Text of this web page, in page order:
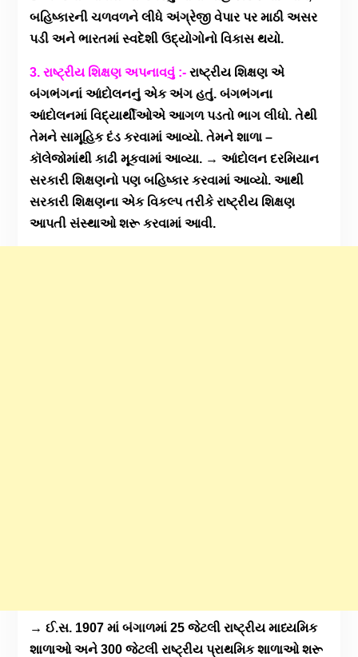
બહિષ્કારની ચળવળને લીધે અંગ્રેજી વેપાર પર માઠી અસર
પડી અને ભારતમાં સ્વદેશી ઉદ્યોગોનો વિકાસ થયો.
3. રાષ્ટ્રીય શિક્ષણ અપનાવવું :-રાષ્ટ્રીય શિક્ષણ એ
બંગભંગનાં આંદોલનનું એક અંગ હતું. બંગભંગના
આંદોલનમાં વિદ્યાર્થીઓએ આગળ પડતો ભાગ લીધો. તેથી
તેમને સામૂહિક દંડ કરવામાં આવ્યો. તેમને શાળા –
કૉલેજોમાંથી કાઢી મૂકવામાં આવ્યા. → આંદોલન દરમિયાન
સરકારી શિક્ષણનો પણ બહિષ્કાર કરવામાં આવ્યો. આથી
સરકારી શિક્ષણના એક વિકલ્પ તરીકે રાષ્ટ્રીય શિક્ષણ
આપતી સંસ્થાઓ શરૂ કરવામાં આવી.
→ ઈ.સ. 1907 માં બંગાળમાં 25 જેટલી રાષ્ટ્રીય માધ્યમિક
શાળાઓ અને 300 જેટલી રાષ્ટ્રીય પ્રાથમિક શાળાઓ શરૂ